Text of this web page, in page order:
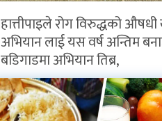
हात्तीपाइले रोग विरुद्धको
अभियान लाई यस वर्ष अन्तिम
बडिगाडमा अभियान तिब्र,